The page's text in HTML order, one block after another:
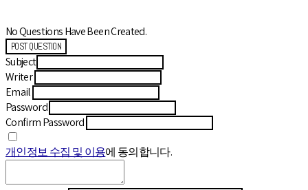
No Questions Have Been Created.
POST QUESTION
Subject
Writer
Email
Password
Confirm Password
개인정보 수집 및 이용에 동의합니다.